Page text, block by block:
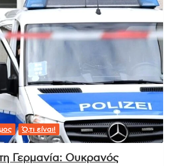
Ό,τι είναι!
Γερμανία: Ουκρανός